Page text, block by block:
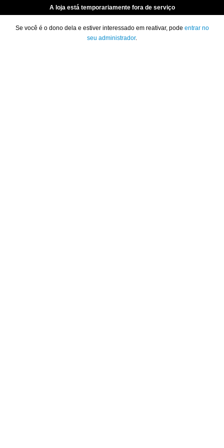
A loja está temporariamente fora de serviço
Se você é o dono dela e estiver interessado em reativar, pode entrar no
seu administrador.